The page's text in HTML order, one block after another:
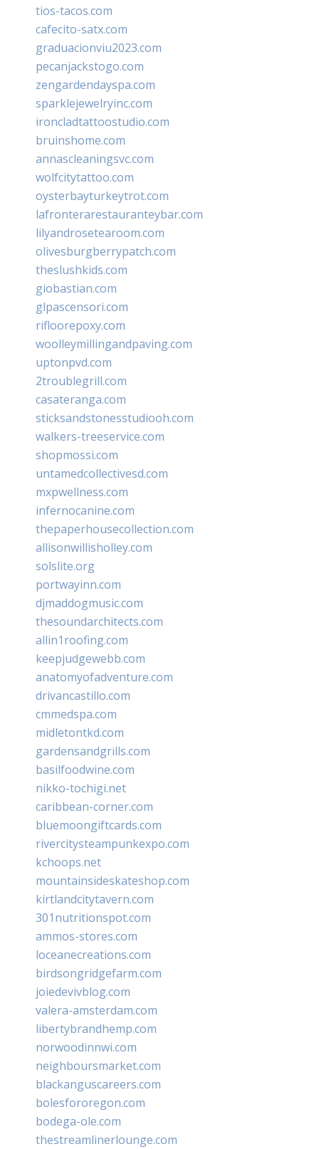
tios-tacos.com
cafecito-satx.com
graduacionviu2023.com
pecanjackstogo.com
zengardendayspa.com
sparklejewelryinc.com
ironcladtattoostudio.com
bruinshome.com
annascleaningsvc.com
wolfcitytattoo.com
oysterbayturkeytrot.com
lafronterarestauranteybar.com
lilyandrosetearoom.com
olivesburgberrypatch.com
theslushkids.com
giobastian.com
glpascensori.com
rifloorepoxy.com
woolleymillingandpaving.com
uptonpvd.com
2troublegrill.com
casateranga.com
sticksandstonesstudiooh.com
walkers-treeservice.com
shopmossi.com
untamedcollectivesd.com
mxpwellness.com
infernocanine.com
thepaperhousecollection.com
allisonwillisholley.com
solslite.org
portwayinn.com
djmaddogmusic.com
thesoundarchitects.com
allin1roofing.com
keepjudgewebb.com
anatomyofadventure.com
drivancastillo.com
cmmedspa.com
midletontkd.com
gardensandgrills.com
basilfoodwine.com
nikko-tochigi.net
caribbean-corner.com
bluemoongiftcards.com
rivercitysteampunkexpo.com
kchoops.net
mountainsideskateshop.com
kirtlandcitytavern.com
301nutritionspot.com
ammos-stores.com
loceanecreations.com
birdsongridgefarm.com
joiedevivblog.com
valera-amsterdam.com
libertybrandhemp.com
norwoodinnwi.com
neighboursmarket.com
blackanguscareers.com
bolesfororegon.com
bodega-ole.com
thestreamlinerlounge.com